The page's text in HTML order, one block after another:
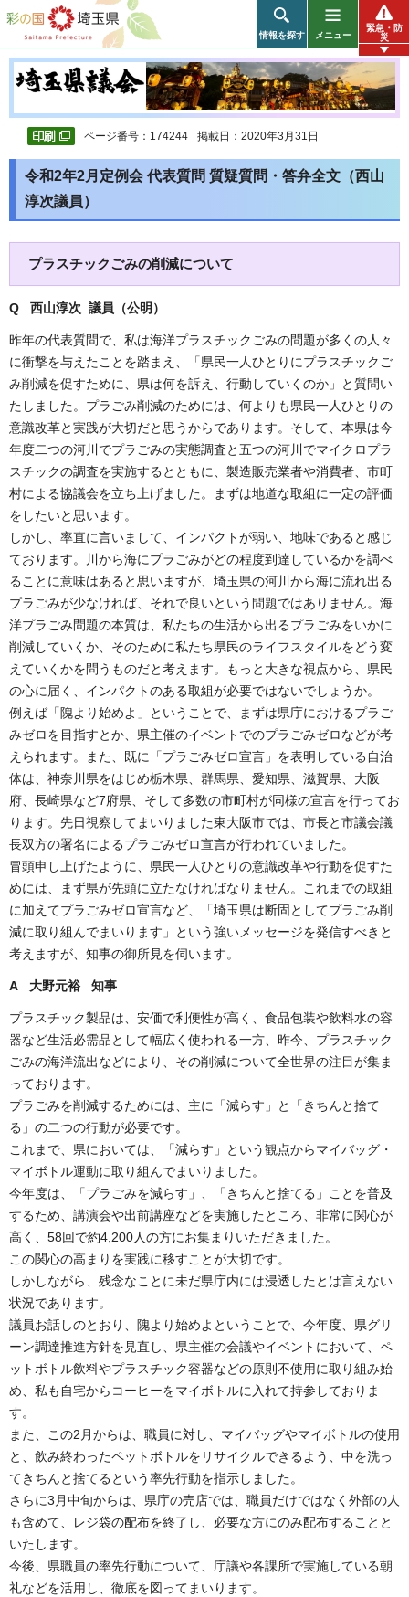
彩の国 埼玉県
情報を探す メニュー
緊急・防
災
ページ番号：174244 掲載日：2020年3月31日
令和2年2月定例会 代表質問 質疑質問・答弁全文（西山
淳次議員）
プラスチックごみの削減について
Q 西山淳次 議員（公明 ）
昨年の代表質問で、私は海洋プラスチックごみの問題が多くの人々
に衝撃を与えたことを踏まえ、「県民一人ひとりにプラスチックご
み削減を促すために、県は何を訴え、行動していくのか」と質問い
たしました。プラごみ削減のためには、何よりも県民一人ひとりの
意識改革と実践が大切だと思うからであります。そして、本県は今
年度二つの河川でプラごみの実態調査と五つの河川でマイクロプラ
スチックの調査を実施するとともに、製造販売業者や消費者、市町
村による協議会を立ち上げました。まずは地道な取組に一定の評価
をしたいと思います。
しかし、率直に言いまして、インパクトが弱い、地味であると感じ
ております。川から海にプラごみがどの程度到達しているかを調べ
ることに意味はあると思いますが、埼玉県の河川から海に流れ出る
プラごみが少なければ、それで良いという問題ではありません。海
洋プラごみ問題の本質は、私たちの生活から出るプラごみをいかに
削減していくか、そのために私たち県民のライフスタイルをどう変
えていくかを問うものだと考えます。もっと大きな視点から、県民
の心に届く、インパクトのある取組が必要ではないでしょうか。
例えば「隗より始めよ」ということで、まずは県庁におけるプラご
みゼロを目指すとか、県主催のイベントでのプラごみゼロなどが考
えられます。また、既に「プラごみゼロ宣言」を表明している自治
体は、神奈川県をはじめ栃木県、群馬県、愛知県、滋賀県、大阪
府、長崎県など7府県、そして多数の市町村が同様の宣言を行ってお
ります。先日視察してまいりました東大阪市では、市長と市議会議
長双方の署名によるプラごみゼロ宣言が行われていました。
冒頭申し上げたように、県民一人ひとりの意識改革や行動を促すた
めには、まず県が先頭に立たなければなりません。これまでの取組
に加えてプラごみゼロ宣言など、「埼玉県は断固としてプラごみ削
減に取り組んでまいります」という強いメッセージを発信すべきと
考えますが、知事の御所見を伺います。
A 大野元裕 知事
プラスチック製品は、安価で利便性が高く、食品包装や飲料水の容
器など生活必需品として幅広く使われる一方、昨今、プラスチック
ごみの海洋流出などにより、その削減について全世界の注目が集ま
っております。
プラごみを削減するためには、主に「減らす」と「きちんと捨て
る」の二つの行動が必要です。
これまで、県においては、「減らす」という観点からマイバッグ・
マイボトル運動に取り組んでまいりました。
今年度は、「プラごみを減らす」、「きちんと捨てる」ことを普及
するため、講演会や出前講座などを実施したところ、非常に関心が
高く、58回で約4,200人の方にお集まりいただきました。
この関心の高まりを実践に移すことが大切です。
しかしながら、残念なことに未だ県庁内には浸透したとは言えない
状況であります。
議員お話しのとおり、隗より始めよということで、今年度、県グリ
ーン調達推進方針を見直し、県主催の会議やイベントにおいて、ペ
ットボトル飲料やプラスチック容器などの原則不使用に取り組み始
め、私も自宅からコーヒーをマイボトルに入れて持参しておりま
す。
また、この2月からは、職員に対し、マイバッグやマイボトルの使用
と、飲み終わったペットボトルをリサイクルできるよう、中を洗っ
てきちんと捨てるという率先行動を指示しました。
さらに3月中旬からは、県庁の売店では、職員だけではなく外部の人
も含めて、レジ袋の配布を終了し、必要な方にのみ配布することと
いたします。
今後、県職員の率先行動について、庁議や各課所で実施している朝
礼などを活用し、徹底を図ってまいります。